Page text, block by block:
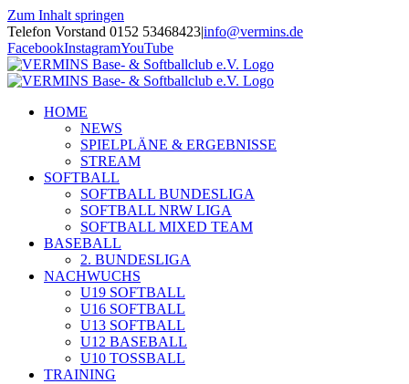
Zum Inhalt springen
Telefon Vorstand 0152 53468423|info@vermins.de
FacebookInstagramYouTube
HOME
NEWS
SPIELPLÄNE & ERGEBNISSE
STREAM
SOFTBALL
SOFTBALL BUNDESLIGA
SOFTBALL NRW LIGA
SOFTBALL MIXED TEAM
BASEBALL
2. BUNDESLIGA
NACHWUCHS
U19 SOFTBALL
U16 SOFTBALL
U13 SOFTBALL
U12 BASEBALL
U10 TOSSBALL
TRAINING